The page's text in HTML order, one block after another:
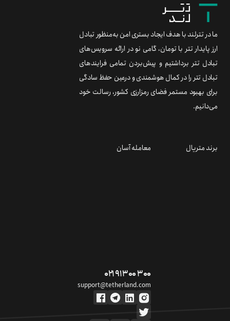
ما در تترلند با هدف ایجاد بستری امن به‌منظور تبادل
ارز پایدار تتر با تومان، گامی نو در ارائه سرویس‌های
تبادل تتر برداشتیم و پیش‌بردن تمامی فرایندهای
تبادل تتر را در کمال هوشمندی و درعین حفظ سادگی
برای بهبود مستمر فضای رمزارزی کشور، رسالت خود
می‌دانیم.
برند متریال معامله آسان
۰۲۱ ۹۱ ۳۰۰ ۳۰۰
support@tetherland.com